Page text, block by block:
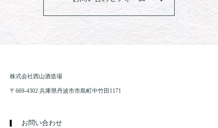
株式会社西山酒造場
〒669-4302 兵庫県丹波市市島町中竹田1171
お問い合わせ